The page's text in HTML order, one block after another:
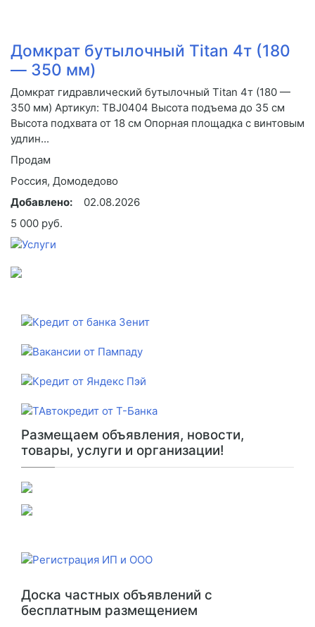
Домкрат бутылочный Titan 4т (180
— 350 мм)
Домкрат гидравлический бутылочный Titan 4т (180 —
350 мм) Артикул: TBJ0404 Высота подъема до 35 см
Высота подхвата от 18 см Опорная площадка с винтовым
удлин...
Продам
Россия, Домодедово
Добавлено:
02.08.2026
5 000 руб.
Размещаем объявления, новости,
товары, услуги и организации!
Доска частных объявлений с
бесплатным размещением